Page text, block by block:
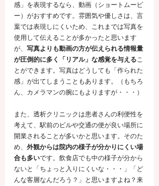
感」を表現するなら、動画（ショートムービ
ー）がおすすめです。雰囲気や優しさは、言
葉では表現しにくいため、これまでは写真を
使用して伝えることが多かったと思います
が、 写真よりも動画の方が伝えられる情報量
が圧倒的に多く「リアル」な感覚を与える こ
とができます。写真はどうしても「作られた
感」が出てしまうこともあります。（もちろ
ん、カメラマンの腕にもよりますが・・・）
また、透析クリニックは患者さんの利便性を
考えて、駅前のビルや交通の便が良い場所に
開業されることが多いかと思います。そのた
め、 外観からは院内の様子が分かりにくい場
合も多いです。飲食店でも中の様子が分から
ないと「ちょっと入りにくいな・・・」「ど
んな客層なんだろう？」と思いますよね？来